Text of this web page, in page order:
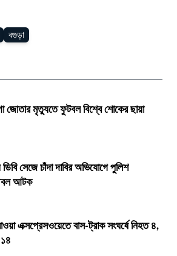
বগুড়া
জোতার মৃত্যুতে ফুটবল বিশ্বে শোকের ছায়া
সেজে চাঁদা দাবির অভিযোগে পুলিশ
আটক
এক্সপ্রেসওয়েতে বাস-ট্রাক সংঘর্ষে নিহত ৪,